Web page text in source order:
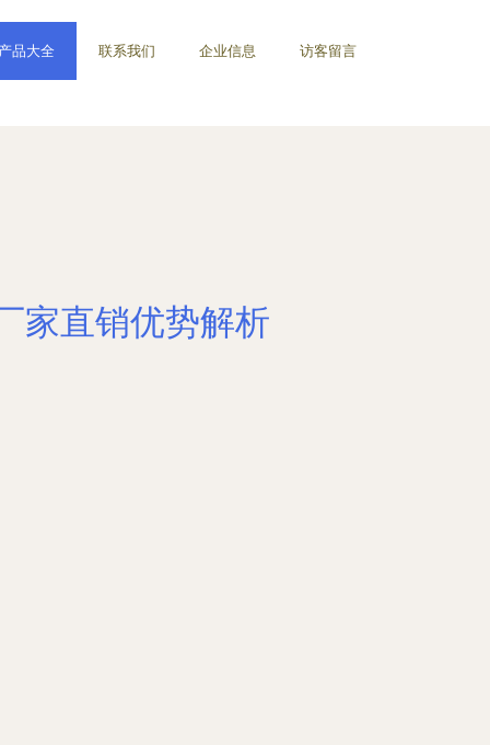
产品大全 联系我们 企业信息 访客留言
家直销优势解析